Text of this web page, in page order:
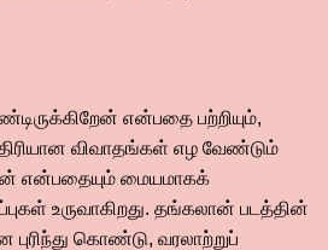
என்பதை பற்றியும்,
விவாதங்கள் எழ வேண்டும்
என்பதையும் மையமாகக்
உருவாகிறது. தங்கலான் படத்தின்
கொண்டு, வரலாற்றுப்